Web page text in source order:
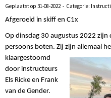
Geplaatst op 31-08-2022 - Categorie:
Afgeroeid in skiff en C1x
Op dinsdag 30 augustus 2022 zijn
persoons boten. Zij zijn allemaal
klaargestoomd
door instructeurs
Els Ricke en Frank
van de Gender.